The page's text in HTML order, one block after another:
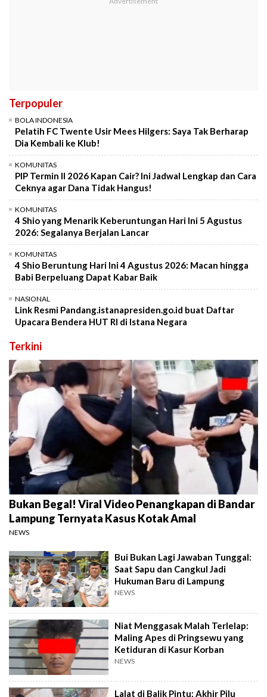
Terpopuler
BOLA INDONESIA
Pelatih FC Twente Usir Mees Hilgers: Saya Tak Berharap
Dia Kembali ke Klub!
KOMUNITAS
PIP Termin II 2026 Kapan Cair? Ini Jadwal Lengkap dan Cara
Ceknya agar Dana Tidak Hangus!
KOMUNITAS
4 Shio yang Menarik Keberuntungan Hari Ini 5 Agustus
2026: Segalanya Berjalan Lancar
KOMUNITAS
4 Shio Beruntung Hari Ini 4 Agustus 2026: Macan hingga
Babi Berpeluang Dapat Kabar Baik
NASIONAL
Link Resmi Pandang.istanapresiden.go.id buat Daftar
Upacara Bendera HUT RI di Istana Negara
Terkini
Bukan Begal! Viral Video Penangkapan di Bandar
Lampung Ternyata Kasus Kotak Amal
NEWS
Bui Bukan Lagi Jawaban Tunggal:
Saat Sapu dan Cangkul Jadi
Hukuman Baru di Lampung
NEWS
Niat Menggasak Malah Terlelap:
Maling Apes di Pringsewu yang
Ketiduran di Kasur Korban
NEWS
Lalat di Balik Pintu: Akhir Pilu